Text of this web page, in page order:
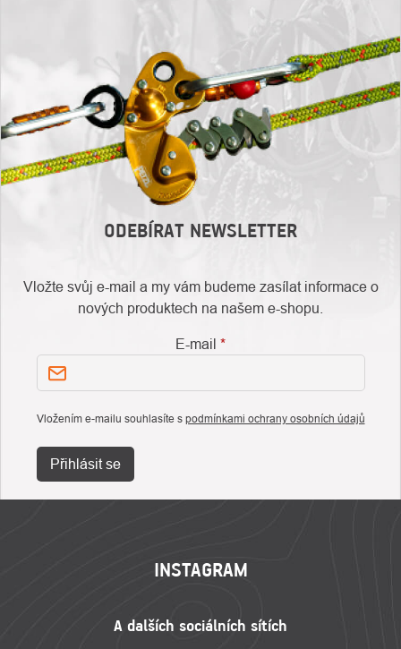
ODEBÍRAT NEWSLETTER
Vložte svůj e-mail a my vám budeme zasílat informace o
nových produktech na našem e-shopu.
E-mail
Vložením e-mailu souhlasíte s podmínkami ochrany osobních údajů
Přihlásit se
INSTAGRAM